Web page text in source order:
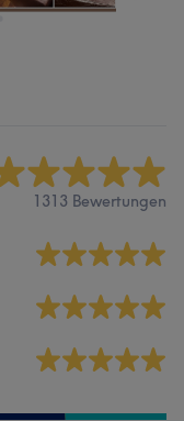
1313 Bewertungen